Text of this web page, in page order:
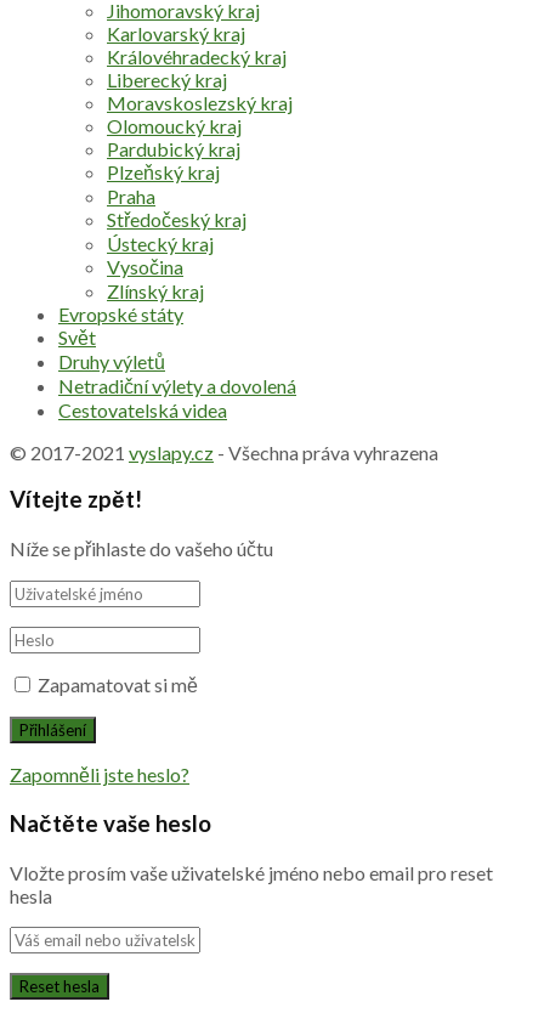
Jihomoravský kraj
Karlovarský kraj
Královéhradecký kraj
Liberecký kraj
Moravskoslezský kraj
Olomoucký kraj
Pardubický kraj
Plzeňský kraj
Praha
Středočeský kraj
Ústecký kraj
Vysočina
Zlínský kraj
Evropské státy
Svět
Druhy výletů
Netradiční výlety a dovolená
Cestovatelská videa
© 2017-2021 vyslapy.cz - Všechna práva vyhrazena
Vítejte zpět!
Níže se přihlaste do vašeho účtu
Zapamatovat si mě
Zapomněli jste heslo?
Načtěte vaše heslo
Vložte prosím vaše uživatelské jméno nebo email pro reset
hesla